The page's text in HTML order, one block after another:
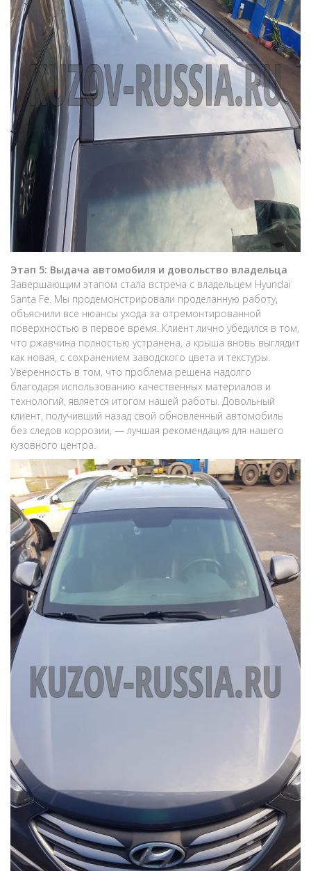
Этап 5: Выдача автомобиля и довольство владельца
Завершающим этапом стала встреча с владельцем Hyundai
Santa Fe. Мы продемонстрировали проделанную работу,
объяснили все нюансы ухода за отремонтированной
поверхностью в первое время. Клиент лично убедился в том,
что ржавчина полностью устранена, а крыша вновь выглядит
как новая, с сохранением заводского цвета и текстуры.
Уверенность в том, что проблема решена надолго
благодаря использованию качественных материалов и
технологий, является итогом нашей работы. Довольный
клиент, получивший назад свой обновленный автомобиль
без следов коррозии, — лучшая рекомендация для нашего
кузовного центра.